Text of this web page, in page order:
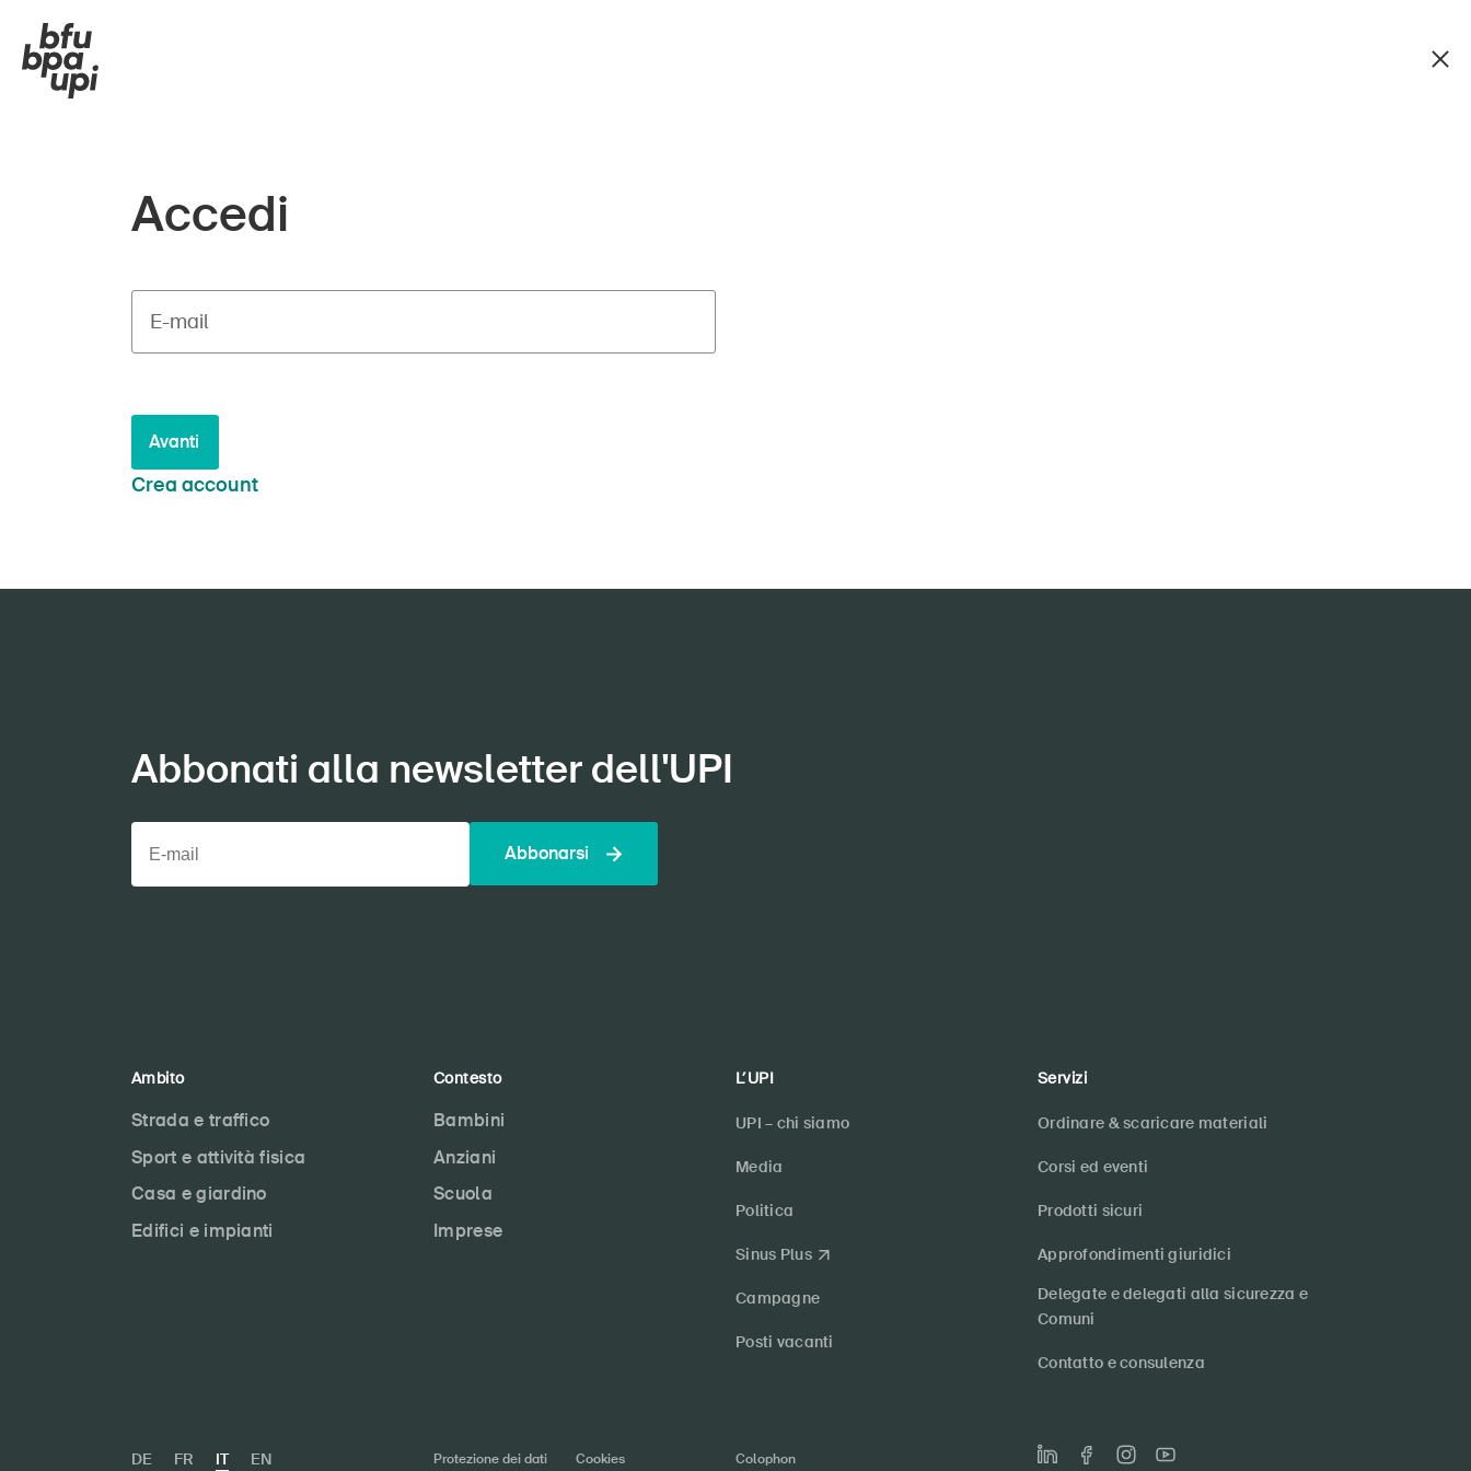
Accedi
E-mail
Avanti
Crea account
Abbonati alla newsletter dell'UPI
Abbonarsi
Ambito
Strada e traffico
Sport e attività fisica
Casa e giardino
Edifici e impianti
Contesto
Bambini
Anziani
Scuola
Imprese
L’UPI
UPI – chi siamo
Media
Politica
Sinus Plus
Campagne
Posti vacanti
Servizi
Ordinare & scaricare materiali
Corsi ed eventi
Prodotti sicuri
Approfondimenti giuridici
Delegate e delegati alla sicurezza e
Comuni
Contatto e consulenza
DE FR IT EN Protezione dei dati Cookies Colophon